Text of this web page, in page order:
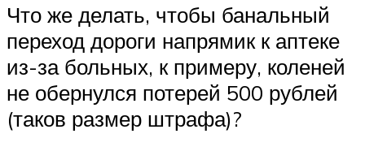
Что же делать, чтобы банальный
переход дороги напрямик к аптеке
из-за больных, к примеру, коленей
не обернулся потерей 500 рублей
(таков размер штрафа)?